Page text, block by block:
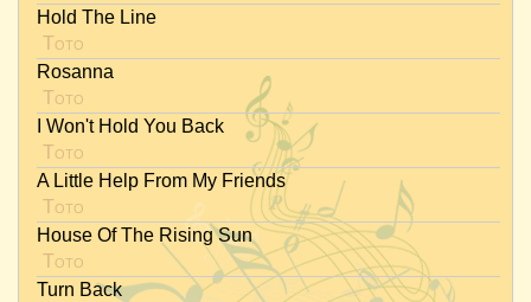
Hold The Line
Toto
Rosanna
Toto
I Won't Hold You Back
Toto
A Little Help From My Friends
Toto
House Of The Rising Sun
Toto
Turn Back